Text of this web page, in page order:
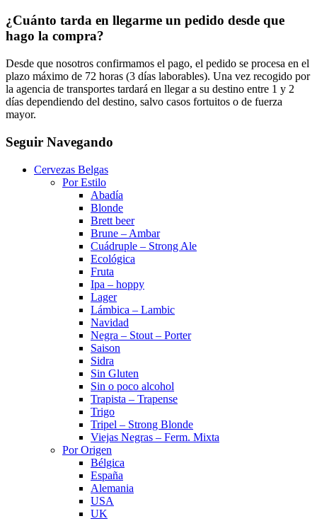
¿Cuánto tarda en llegarme un pedido desde que
hago la compra?
Desde que nosotros confirmamos el pago, el pedido se procesa en el
plazo máximo de 72 horas (3 días laborables). Una vez recogido por
la agencia de transportes tardará en llegar a su destino entre 1 y 2
días dependiendo del destino, salvo casos fortuitos o de fuerza
mayor.
Seguir Navegando
Cervezas Belgas
Por Estilo
Abadía
Blonde
Brett beer
Brune – Ambar
Cuádruple – Strong Ale
Ecológica
Fruta
Ipa – hoppy
Lager
Lámbica – Lambic
Navidad
Negra – Stout – Porter
Saison
Sidra
Sin Gluten
Sin o poco alcohol
Trapista – Trapense
Trigo
Tripel – Strong Blonde
Viejas Negras – Ferm. Mixta
Por Origen
Bélgica
España
Alemania
USA
UK